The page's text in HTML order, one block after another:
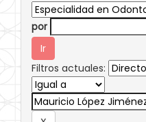
por
Filtros actuales: